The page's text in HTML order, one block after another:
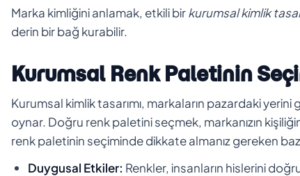
Marka kimliğini anlamak, etkili birkurumsal kimlik
derin bir bağ kurabilir.
Kurumsal Renk Paletinin
Kurumsal kimlik tasarımı, markaların pazardaki
oynar. Doğru renk paletini seçmek, markanızın
renk paletinin seçiminde dikkate almanız gereken
Duygusal Etkiler: Renkler, insanların hislerini